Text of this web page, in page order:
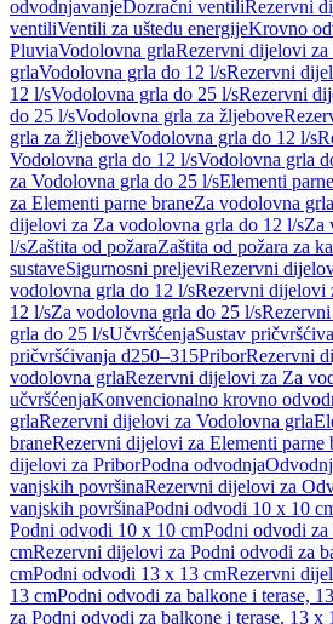
odvodnjavanjeDozračni ventiliRezervni
ventiliVentili za uštedu energijeKrovno
PluviaVodolovna grlaRezervni dijelovi za
grlaVodolovna grla do 12 l/sRezervni
12 l/sVodolovna grla do 25 l/sRezervni
do 25 l/sVodolovna grla za žljebove
grla za žljeboveVodolovna grla do 12 l/s
Vodolovna grla do 12 l/sVodolovna grla
za Vodolovna grla do 25 l/sElementi
za Elementi parne braneZa vodolovna
dijelovi za Za vodolovna grla do 12 l/sZa
l/sZaštita od požaraZaštita od požara za
sustaveSigurnosni preljeviRezervni
vodolovna grla do 12 l/sRezervni dijelovi
12 l/sZa vodolovna grla do 25 l/s
grla do 25 l/sUčvršćenjaSustav
pričvršćivanja d250–315PriborRezervni
vodolovna grlaRezervni dijelovi za Za
učvršćenjaKonvencionalno krovno
grlaRezervni dijelovi za Vodolovna grla
braneRezervni dijelovi za Elementi parne
dijelovi za PriborPodna odvodnja
vanjskih površinaRezervni dijelovi za
vanjskih površinaPodni odvodi 10 x 10
Podni odvodi 10 x 10 cmPodni odvodi za
cmRezervni dijelovi za Podni odvodi za
cmPodni odvodi 13 x 13 cmRezervni
13 cmPodni odvodi za balkone i terase,
za Podni odvodi za balkone i terase, 13 x